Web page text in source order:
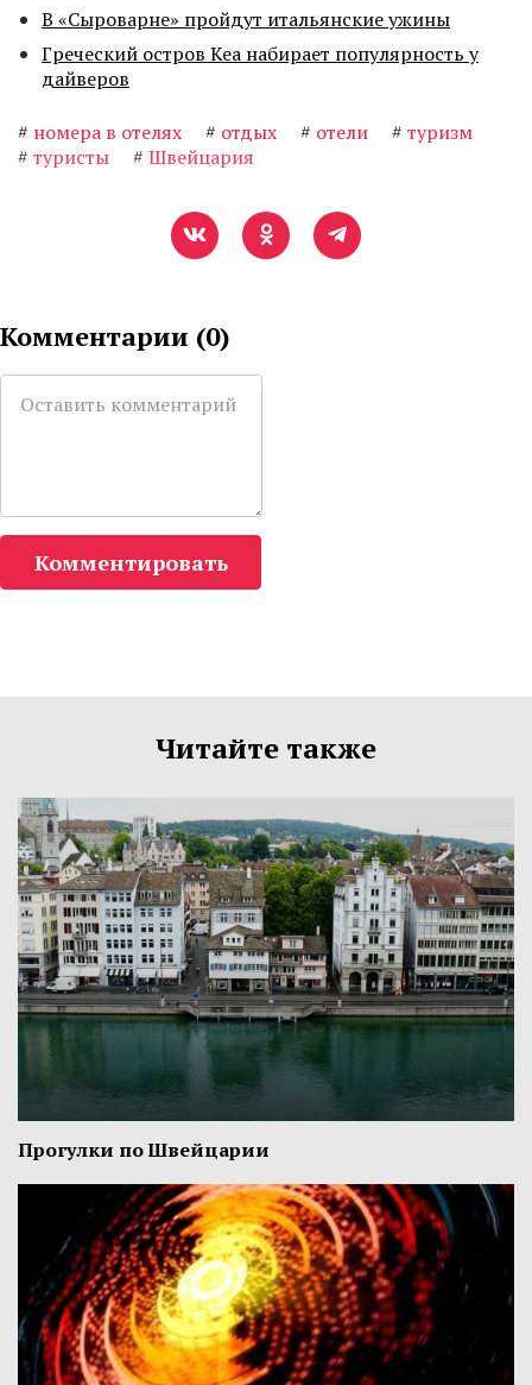
В «Сыроварне» пройдут итальянские ужины
Греческий остров Кеа набирает популярность у
дайверов
# номера в отелях # отдых # отели # туризм
# туристы # Швейцария
Комментарии (0)
Комментировать
Читайте также
Прогулки по Швейцарии